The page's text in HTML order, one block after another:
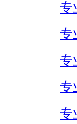
专
专
专
专
专